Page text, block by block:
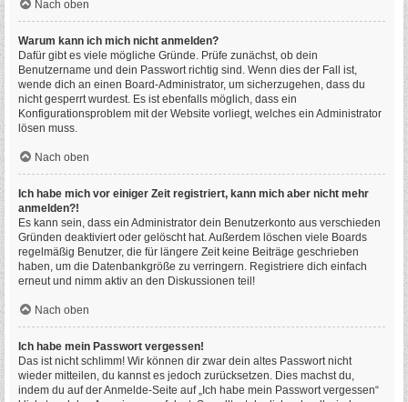
Nach oben
Warum kann ich mich nicht anmelden?
Dafür gibt es viele mögliche Gründe. Prüfe zunächst, ob dein
Benutzername und dein Passwort richtig sind. Wenn dies der Fall ist,
wende dich an einen Board-Administrator, um sicherzugehen, dass du
nicht gesperrt wurdest. Es ist ebenfalls möglich, dass ein
Konfigurationsproblem mit der Website vorliegt, welches ein Administrator
lösen muss.
Nach oben
Ich habe mich vor einiger Zeit registriert, kann mich aber nicht mehr
anmelden?!
Es kann sein, dass ein Administrator dein Benutzerkonto aus verschieden
Gründen deaktiviert oder gelöscht hat. Außerdem löschen viele Boards
regelmäßig Benutzer, die für längere Zeit keine Beiträge geschrieben
haben, um die Datenbankgröße zu verringern. Registriere dich einfach
erneut und nimm aktiv an den Diskussionen teil!
Nach oben
Ich habe mein Passwort vergessen!
Das ist nicht schlimm! Wir können dir zwar dein altes Passwort nicht
wieder mitteilen, du kannst es jedoch zurücksetzen. Dies machst du,
indem du auf der Anmelde-Seite auf „Ich habe mein Passwort vergessen“